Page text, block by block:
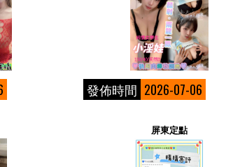
發佈時間 2026-07-06
屏東定點